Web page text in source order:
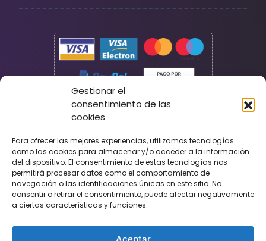
Gestionar el
consentimiento de las
cookies
Para ofrecer las mejores experiencias, utilizamos tecnologías
como las cookies para almacenar y/o acceder a la información
del dispositivo. El consentimiento de estas tecnologías nos
permitirá procesar datos como el comportamiento de
navegación o las identificaciones únicas en este sitio. No
consentir o retirar el consentimiento, puede afectar negativamente
a ciertas características y funciones.
Aceptar